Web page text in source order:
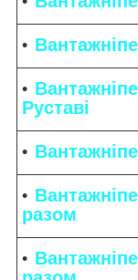
Руставі
разом